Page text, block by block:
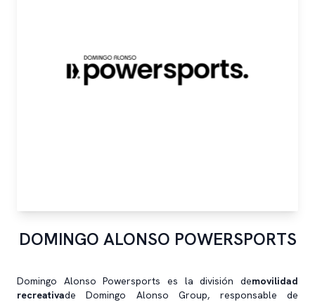
DOMINGO ALONSO POWERSPORTS
Domingo Alonso Powersports es la división demovilidad
recreativade Domingo Alonso Group, responsable de